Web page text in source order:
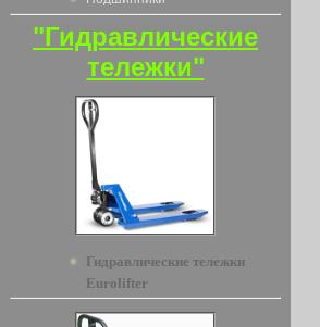
"Гидравлические
тележки"
Гидравлические тележки
Eurolifter